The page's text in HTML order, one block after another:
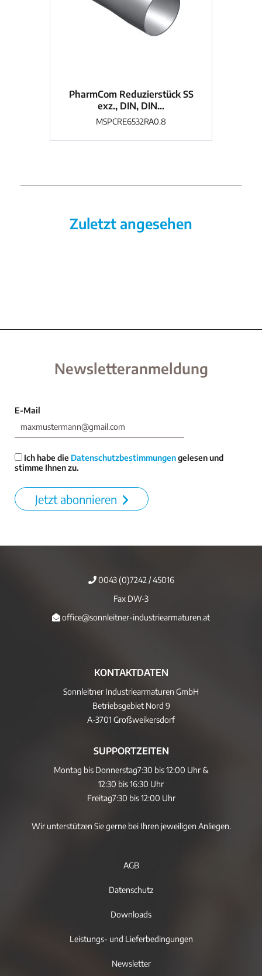
PharmCom Reduzierstück SS
exz., DIN, DIN...
MSPCRE6532RA0.8
Zuletzt angesehen
Newsletteranmeldung
E-Mail
Ich habe die Datenschutzbestimmungengelesen und
stimme Ihnen zu.
Jetzt abonnieren
0043 (0)7242 / 45016
Fax DW-3
office@sonnleitner-industriearmaturen.at
KONTAKTDATEN
Sonnleitner Industriearmaturen GmbH
Betriebsgebiet Nord 9
A-3701 Großweikersdorf
SUPPORTZEITEN
Montag bis Donnerstag7:30 bis 12:00 Uhr &
12:30 bis 16:30 Uhr
Freitag7:30 bis 12:00 Uhr
Wir unterstützen Sie gerne bei Ihren jeweiligen Anliegen.
AGB
Datenschutz
Downloads
Leistungs- und Lieferbedingungen
Newsletter